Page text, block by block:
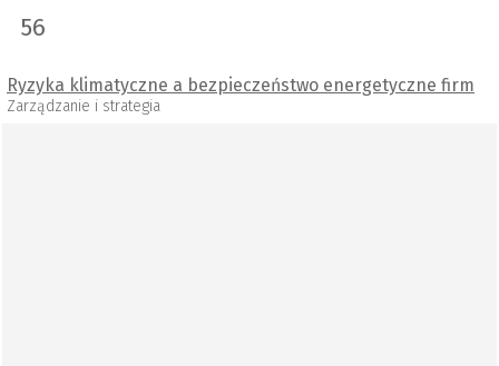
56
Ryzyka klimatyczne a bezpieczeństwo energetyczne firm
Zarządzanie i strategia